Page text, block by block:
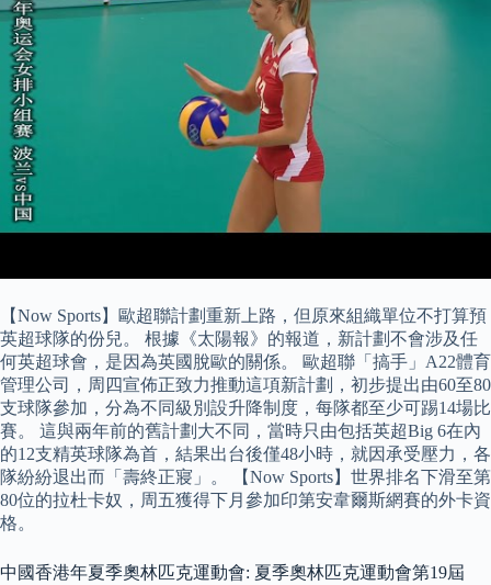
【Now Sports】歐超聯計劃重新上路，但原來組織單位不打算預
英超球隊的份兒。 根據《太陽報》的報道，新計劃不會涉及任
何英超球會，是因為英國脫歐的關係。 歐超聯「搞手」A22體育
管理公司，周四宣佈正致力推動這項新計劃，初步提出由60至80
支球隊參加，分為不同級別設升降制度，每隊都至少可踢14場比
賽。 這與兩年前的舊計劃大不同，當時只由包括英超Big 6在內
的12支精英球隊為首，結果出台後僅48小時，就因承受壓力，各
隊紛紛退出而「壽終正寢」。 【Now Sports】世界排名下滑至第
80位的拉杜卡奴，周五獲得下月參加印第安韋爾斯網賽的外卡資
格。
中國香港年夏季奧林匹克運動會: 夏季奧林匹克運動會第19屆